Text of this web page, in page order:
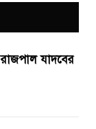
যাদবের